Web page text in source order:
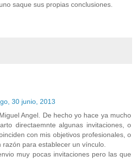
saque sus propias conclusiones.
30 junio, 2013
Angel. De hecho yo hace ya mucho
directaemnte algunas invitaciones, o
con mis objetivos profesionales, o
razón para establecer un vínculo.
muy pocas invitaciones pero las que